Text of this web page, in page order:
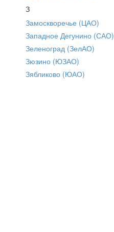
З
Замоскворечье (ЦАО)
Западное Дегунино (САО)
Зеленоград (ЗелАО)
Зюзино (ЮЗАО)
Зябликово (ЮАО)